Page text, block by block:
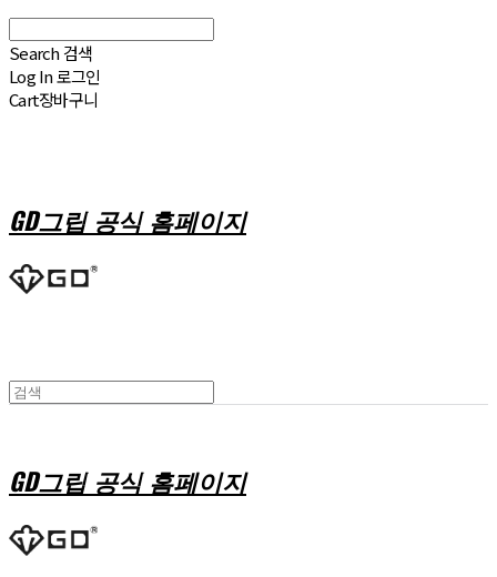
Search 검색
Log In로그인
Cart장바구니
GD그립 공식 홈페이지
GD그립 공식 홈페이지